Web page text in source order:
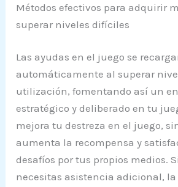
Métodos efectivos para adquirir
superar niveles difíciles
Las ayudas en el juego se
automáticamente al superar
utilización, fomentando así un
estratégico y deliberado en tu
mejora tu destreza en el juego,
aumenta la recompensa y
desafíos por tus propios medios.
necesitas asistencia adicional,